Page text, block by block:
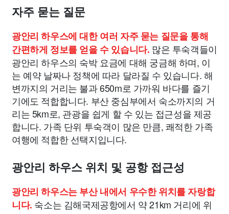
자주 묻는 질문
광안리 하우스에 대한 여러 자주 묻는 질문을 통해
간편하게 정보를 얻을 수 있습니다. 많은 투숙객들이
광안리 하우스의 숙박 요금에 대해 궁금해 하며, 이
는 예약 날짜나 정책에 따라 달라질 수 있습니다. 해
변까지의 거리는 불과 650m로 가까워 바다를 즐기
기에도 적합합니다. 부산 중심부에서 숙소까지의 거
리는 5km로, 관광을 쉽게 할 수 있는 접근성을 제공
합니다. 가족 단위 투숙객이 많은 만큼, 쾌적한 가족
여행에 적합한 선택지입니다.
광안리 하우스 위치 및 공항 접근성
광안리 하우스는 부산 내에서 우수한 위치를 자랑합
니다. 숙소는 김해국제공항에서 약 21km 거리에 위